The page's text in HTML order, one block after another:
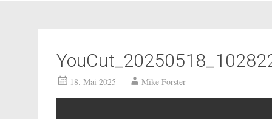
18. Mai 2025 Mike Forster